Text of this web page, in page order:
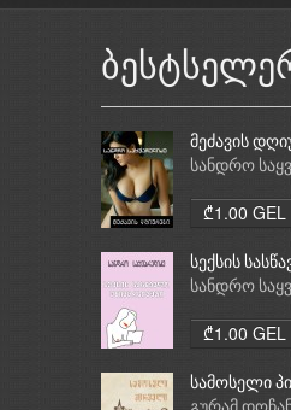
მეძავის
სანდრო
₾1.00 GEL
სექსის
სანდრო
₾1.00 GEL
სამოსელი